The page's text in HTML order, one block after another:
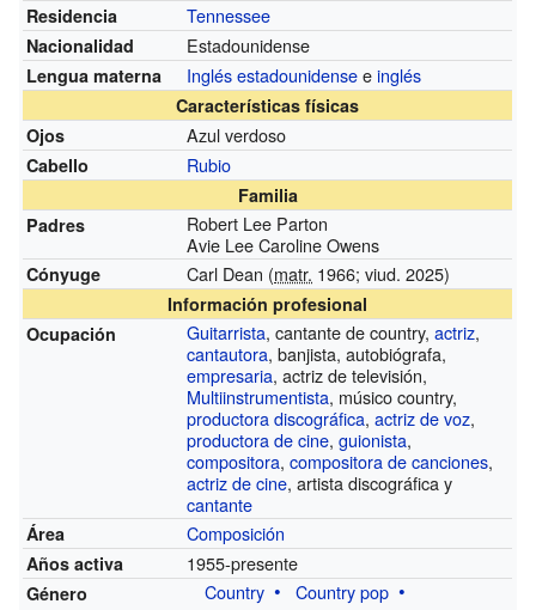
Residencia Tennessee
Nacionalidad Estadounidense
Lengua materna Inglés estadounidenseeinglés
Características físicas
Ojos
Azul verdoso
Cabello Rubio
Familia
Padres
Robert Lee Parton
Avie Lee Caroline Owens
Cónyuge Carl Dean (matr. 1966; viud. 2025)
Información profesional
Ocupación
Guitarrista, cantante de country,actriz,
cantautora, banjista, autobiógrafa,
empresaria, actriz de televisión,
Multiinstrumentista, músico country,
productora discográfica,actriz de voz,
productora de cine,guionista,
compositora,compositora de canciones,
actriz de cine, artista discográfica y
cantante
Área Composición
Años activa 1955-presente
Género Country
Country pop